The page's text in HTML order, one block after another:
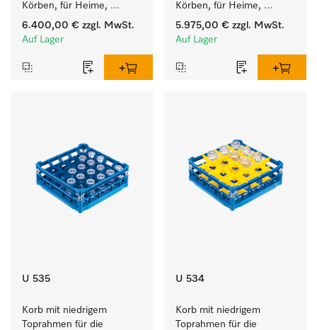
Körben, für Heime,
Kindergärten und alle, mit
hohen
6.400,00 € zzgl. MwSt.
Auf Lager
Körben, für Heime,
Kindergärten und alle, mit
hohen
5.975,00 € zzgl. MwSt.
Auf Lager
U 535
Korb mit niedrigem
Toprahmen für die
U 534
Korb mit niedrigem
Toprahmen für die